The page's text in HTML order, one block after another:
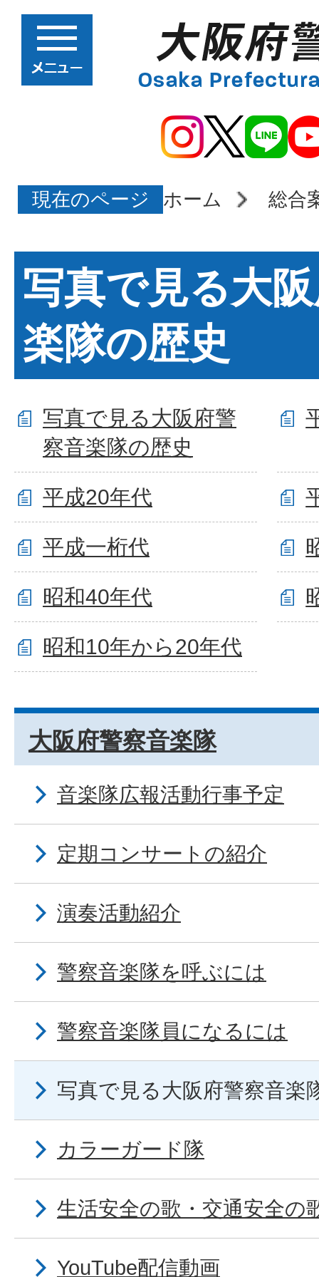
現在のページ ホーム 総合
写真で見る大
楽隊の歴史
写真で見る大阪府警
察音楽隊の歴史
平成20年代
平成一桁代
昭和40年代
昭和10年から20年代
大阪府警察音楽隊
音楽隊広報活動行事予定
定期コンサートの紹介
演奏活動紹介
警察音楽隊を呼ぶには
警察音楽隊員になるには
写真で見る大阪府警察音楽
カラーガード隊
生活安全の歌・交通安全の
YouTube配信動画